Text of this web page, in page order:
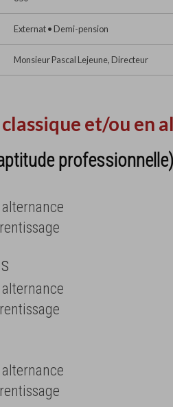
Externat • Demi-pension
Monsieur Pascal Lejeune, Directeur
et/ou en
professionnelle)